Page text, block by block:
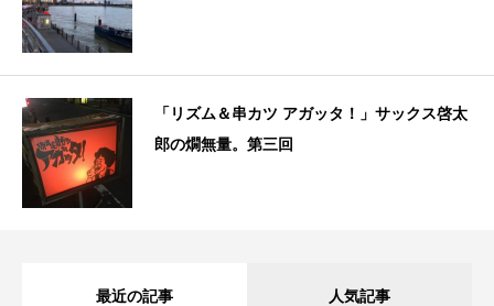
「リズム＆串カツ アガッタ！」サックス啓太
郎の燗無量。第三回
最近の記事 人気記事